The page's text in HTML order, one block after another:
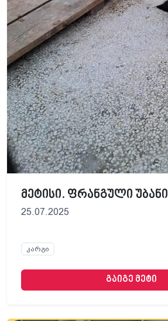
მეტისი. ფრანგული უბანი
25.07.2025
კარგი
გაიგე მეტი